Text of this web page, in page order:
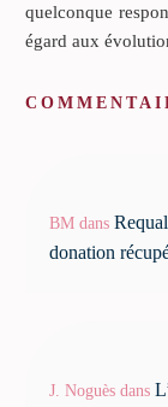
quelconque
égard aux
BM dans
donation
J. Noguès dans